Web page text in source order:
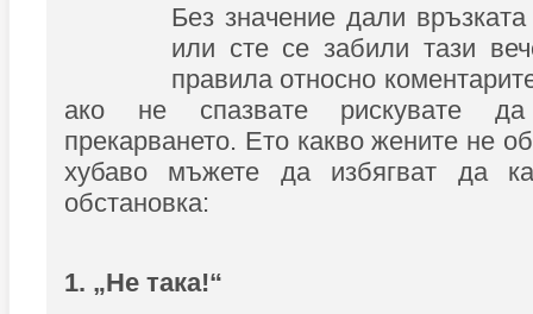
Без значение дали
или сте се забили тази
правила относно
ако не спазвате рискувате
прекарването. Ето какво жените не
хубаво мъжете да избягват да
обстановка:
1. „Не така!“